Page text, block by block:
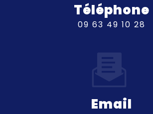
Téléphone
09 63 49 10 28
Email